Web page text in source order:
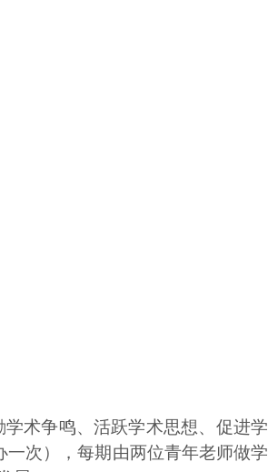
术争鸣、活跃学术思想、促进学
一次），每期由两位青年老师做学